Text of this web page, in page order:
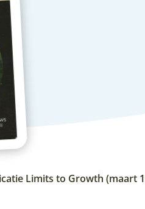
Limits to Growth (maart